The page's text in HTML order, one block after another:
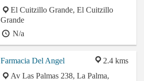
El Cuitzillo Grande, El Cuitzillo
Grande
N/a
2.4 kms
Farmacia Del Angel
Av Las Palmas 238, La Palma,